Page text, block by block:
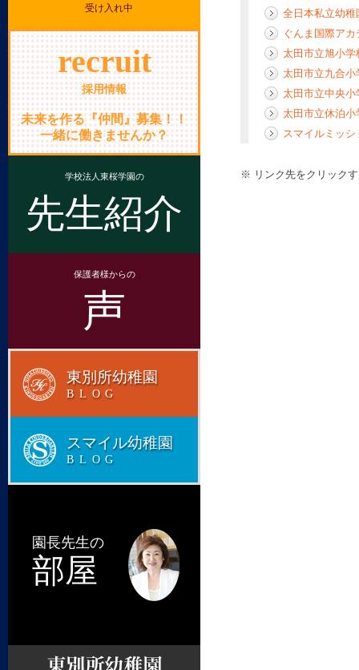
全日本私立幼稚
ぐんま国際アカ
太田市立旭小学
太田市立九合小
太田市立中央小
太田市立休泊小
スマイルミッ
※ リンク先をクリック
受け入れ中
recruit
採用情報
未来を作る『仲間』募集！！
一緒に働きませんか？
学校法人東桜学園の
先生紹介
保護者様からの
声
東別所幼稚園
BLOG
スマイル幼稚園
BLOG
園長先生の
部屋